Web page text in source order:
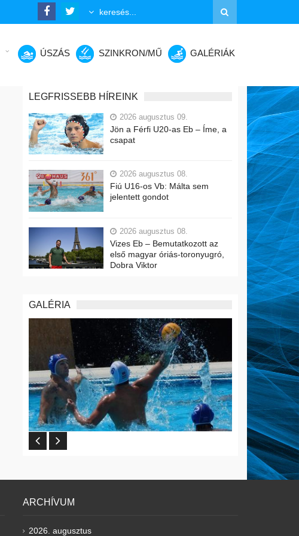
ÚSZÁS SZINKRON/MŰ GALÉRIÁK
LEGFRISSEBB HÍREINK
2026 augusztus 09.
Jön a Férfi U20-as Eb – Íme, a
csapat
2026 augusztus 08.
Fiú U16-os Vb: Málta sem
jelentett gondot
2026 augusztus 08.
Vizes Eb – Bemutatkozott az
első magyar óriás-toronyugró,
Dobra Viktor
GALÉRIA
ARCHÍVUM
2026. augusztus